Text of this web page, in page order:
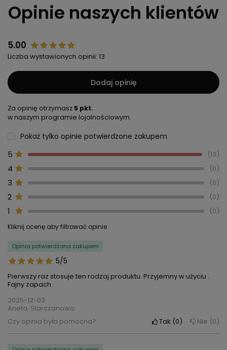
Opinie naszych klientów
5.00
Liczba wystawionych opinii: 13
Dodaj opinię
Za opinię otrzymasz 5 pkt.
w naszym programie lojalnościowym.
Pokaż tylko opinie potwierdzone zakupem
5 13
4 0
3 0
2 0
1 0
Kliknij ocenę aby filtrować opinie
5/5
Opinia potwierdzona zakupem
Pierwszy raz stosuje ten rodzaj produktu. Przyjemny w użyciu .
Fajny zapach.
2025-12-03
Aneta, Starczanowo
Czy opinia była pomocna?
Tak 0 Nie 0